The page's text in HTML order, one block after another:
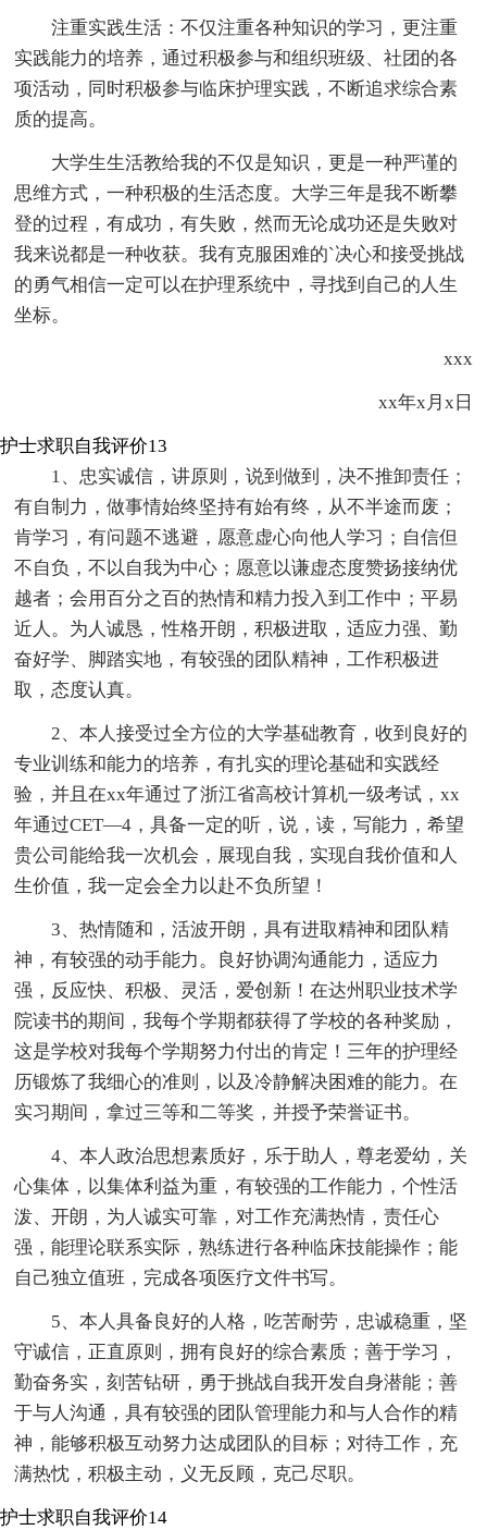
注重实践生活：不仅注重各种知识的学习，更注重
实践能力的培养，通过积极参与和组织班级、社团的各
项活动，同时积极参与临床护理实践，不断追求综合素
质的提高。
大学生生活教给我的不仅是知识，更是一种严谨的
思维方式，一种积极的生活态度。大学三年是我不断攀
登的过程，有成功，有失败，然而无论成功还是失败对
我来说都是一种收获。我有克服困难的`决心和接受挑战
的勇气相信一定可以在护理系统中，寻找到自己的人生
坐标。
xxx
xx年x月x日
护士求职自我评价13
1、忠实诚信，讲原则，说到做到，决不推卸责任；
有自制力，做事情始终坚持有始有终，从不半途而废；
肯学习，有问题不逃避，愿意虚心向他人学习；自信但
不自负，不以自我为中心；愿意以谦虚态度赞扬接纳优
越者；会用百分之百的热情和精力投入到工作中；平易
近人。为人诚恳，性格开朗，积极进取，适应力强、勤
奋好学、脚踏实地，有较强的团队精神，工作积极进
取，态度认真。
2、本人接受过全方位的大学基础教育，收到良好的
专业训练和能力的培养，有扎实的理论基础和实践经
验，并且在xx年通过了浙江省高校计算机一级考试，xx
年通过CET—4，具备一定的听，说，读，写能力，希望
贵公司能给我一次机会，展现自我，实现自我价值和人
生价值，我一定会全力以赴不负所望！
3、热情随和，活波开朗，具有进取精神和团队精
神，有较强的动手能力。良好协调沟通能力，适应力
强，反应快、积极、灵活，爱创新！在达州职业技术学
院读书的期间，我每个学期都获得了学校的各种奖励，
这是学校对我每个学期努力付出的肯定！三年的护理经
历锻炼了我细心的准则，以及冷静解决困难的能力。在
实习期间，拿过三等和二等奖，并授予荣誉证书。
4、本人政治思想素质好，乐于助人，尊老爱幼，关
心集体，以集体利益为重，有较强的工作能力，个性活
泼、开朗，为人诚实可靠，对工作充满热情，责任心
强，能理论联系实际，熟练进行各种临床技能操作；能
自己独立值班，完成各项医疗文件书写。
5、本人具备良好的人格，吃苦耐劳，忠诚稳重，坚
守诚信，正直原则，拥有良好的综合素质；善于学习，
勤奋务实，刻苦钻研，勇于挑战自我开发自身潜能；善
于与人沟通，具有较强的团队管理能力和与人合作的精
神，能够积极互动努力达成团队的目标；对待工作，充
满热忱，积极主动，义无反顾，克己尽职。
护士求职自我评价14